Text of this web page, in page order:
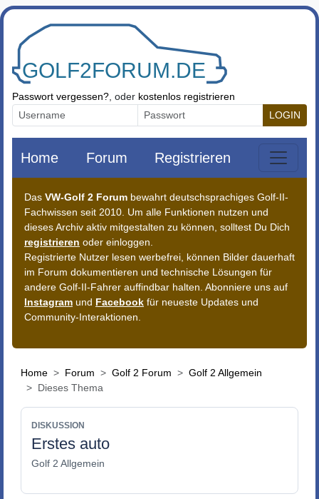
Zum Inhalt springen
Passwort vergessen? , oder kostenlos registrieren
LOGIN
Home Forum Registrieren
Das VW-Golf 2 Forum bewahrt deutschsprachiges Golf-II-
Fachwissen seit 2010. Um alle Funktionen nutzen und
dieses Archiv aktiv mitgestalten zu können, solltest Du Dich
registrieren oder einloggen.
Registrierte Nutzer lesen werbefrei, können Bilder dauerhaft
im Forum dokumentieren und technische Lösungen für
andere Golf-II-Fahrer auffindbar halten. Abonniere uns auf
Instagram und Facebook für neueste Updates und
Community-Interaktionen.
Home Forum Golf 2 Forum
Golf 2 Allgemein
Dieses Thema
DISKUSSION
Erstes auto
Golf 2 Allgemein